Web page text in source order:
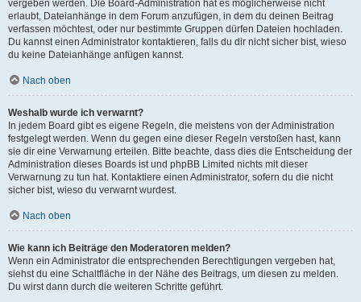
vergeben werden. Die Board-Administration hat es möglicherweise nicht
erlaubt, Dateianhänge in dem Forum anzufügen, in dem du deinen Beitrag
verfassen möchtest, oder nur bestimmte Gruppen dürfen Dateien hochladen.
Du kannst einen Administrator kontaktieren, falls du dir nicht sicher bist, wieso
du keine Dateianhänge anfügen kannst.
Nach oben
Weshalb wurde ich verwarnt?
In jedem Board gibt es eigene Regeln, die meistens von der Administration
festgelegt werden. Wenn du gegen eine dieser Regeln verstoßen hast, kann
sie dir eine Verwarnung erteilen. Bitte beachte, dass dies die Entscheidung der
Administration dieses Boards ist und phpBB Limited nichts mit dieser
Verwarnung zu tun hat. Kontaktiere einen Administrator, sofern du die nicht
sicher bist, wieso du verwarnt wurdest.
Nach oben
Wie kann ich Beiträge den Moderatoren melden?
Wenn ein Administrator die entsprechenden Berechtigungen vergeben hat,
siehst du eine Schaltfläche in der Nähe des Beitrags, um diesen zu melden.
Du wirst dann durch die weiteren Schritte geführt.